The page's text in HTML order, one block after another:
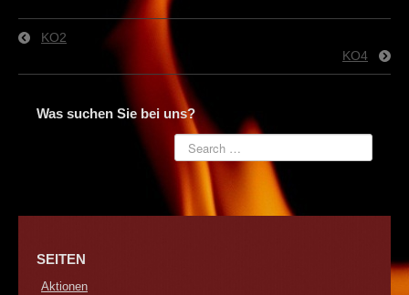
KO2
KO4
Was suchen Sie bei uns?
SEITEN
Aktionen